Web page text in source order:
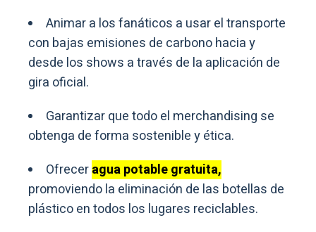
Animar a los fanáticos a usar el transporte
con bajas emisiones de carbono hacia y
desde los shows a través de la aplicación de
gira oficial.
Garantizar que todo el merchandising se
obtenga de forma sostenible y ética.
Ofreceragua potable gratuita,
promoviendo la eliminación de las botellas de
plástico en todos los lugares reciclables.